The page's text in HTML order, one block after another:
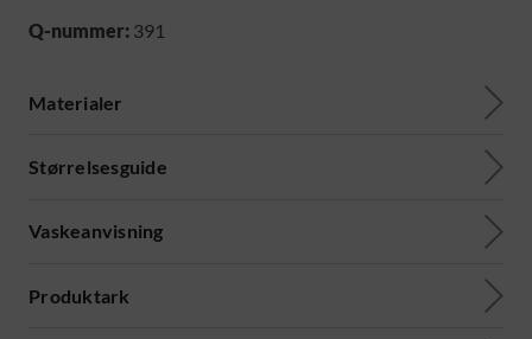
Q-nummer: 391
Materialer
Størrelsesguide
Vaskeanvisning
Produktark